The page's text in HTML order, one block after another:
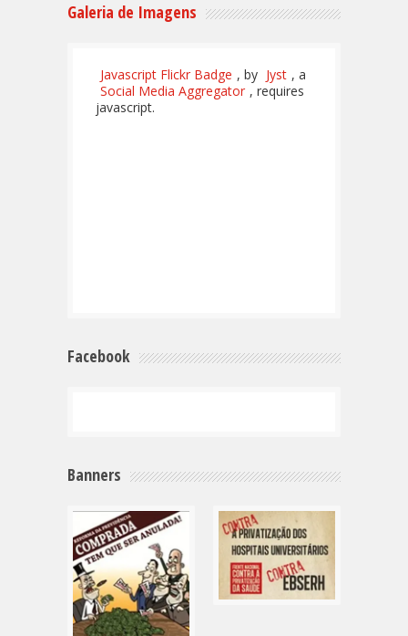
Galeria de Imagens
Javascript Flickr Badge , by Jyst , a
Social Media Aggregator , requires
javascript.
Facebook
Banners